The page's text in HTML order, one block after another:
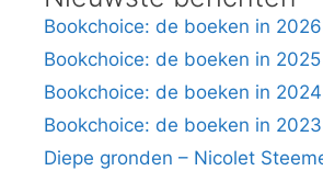
Bookchoice: de boeken in 2026
Bookchoice: de boeken in 2025
Bookchoice: de boeken in 2024
Bookchoice: de boeken in 2023
Diepe gronden – Nicolet